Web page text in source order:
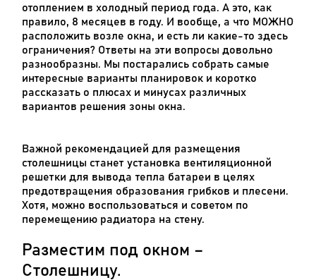
отоплением в холодный период года. А это, как
правило, 8 месяцев в году. И вообще, а что МОЖНО
расположить возле окна, и есть ли какие-то здесь
ограничения? Ответы на эти вопросы довольно
разнообразны. Мы постарались собрать самые
интересные варианты планировок и коротко
рассказать о плюсах и минусах различных
вариантов решения зоны окна.
Разместим под окном –
Столешницу.
Важной рекомендацией для размещения
столешницы станет установка вентиляционной
решетки для вывода тепла батареи в целях
предотвращения образования грибков и плесени.
Хотя, можно воспользоваться и советом по
перемещению радиатора на стену.